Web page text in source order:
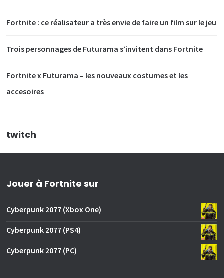
Fortnite : ce réalisateur a très envie de faire un film sur le jeu
Trois personnages de Futurama s’invitent dans Fortnite
Fortnite x Futurama – les nouveaux costumes et les
accesoires
twitch
Jouer à Fortnite sur
Cyberpunk 2077 (Xbox One)
Cyberpunk 2077 (PS4)
Cyberpunk 2077 (PC)